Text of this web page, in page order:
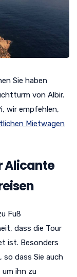
Sie haben
von Albir.
wir empfehlen,
Mietwagen
Alicante
Fuß
dass die Tour
ist. Besonders
so dass Sie auch
um ihn zu